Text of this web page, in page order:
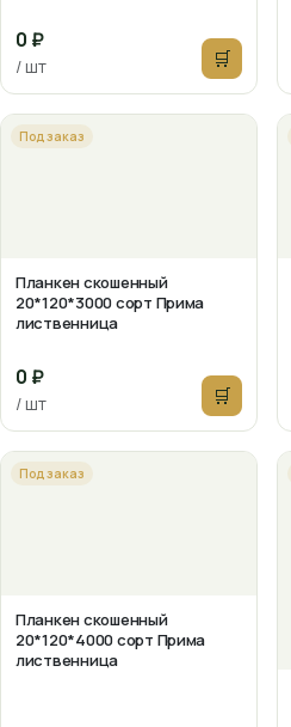
0 ₽
/ шт 🛒
Под заказ
Планкен скошенный
20*120*3000 сорт Прима
лиственница
0 ₽
/ шт 🛒
Под заказ
Планкен скошенный
20*120*4000 сорт Прима
лиственница